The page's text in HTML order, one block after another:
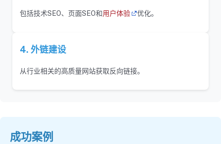
包括技术SEO、页面SEO和用户体验 优化。
4. 外链建设
从行业相关的高质量网站获取反向链接。
成功案例